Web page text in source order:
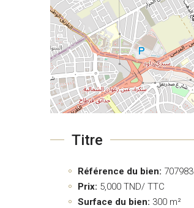
Titre
Référence du bien: 707983
Prix: 5,000 TND/ TTC
Surface du bien: 300 m²